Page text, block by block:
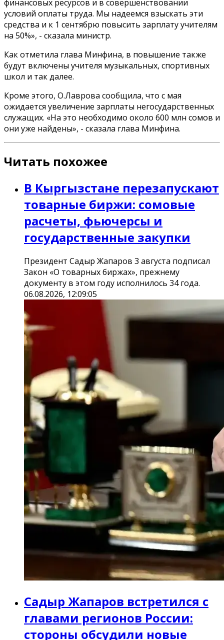
финансовых ресурсов и в совершенствовании
условий оплаты труда. Мы надеемся взыскать эти
средства и к 1 сентябрю повысить зарплату учителям
на 50%», - сказала министр.
Как отметила глава Минфина, в повышение также
будут включены учителя музыкальных, спортивных
школ и так далее.
Кроме этого, О.Лаврова сообщила, что с мая
ожидается увеличение зарплаты негосударственных
служащих. «На это необходимо около 600 млн сомов и
они уже найдены», - сказала глава Минфина.
Читать похожее
В Кыргызстане перезапускают
товарные биржи: сомовые
расчеты, фьючерсы и
государственные закупки
Президент Садыр Жапаров 3 августа подписал
Закон «О товарных биржах», прежнему
документу в этом году исполнилось 34 года.
06.08.2026, 12:09:05
Садыр Жапаров встретился с
главами регионов России:
стороны обсудили новые